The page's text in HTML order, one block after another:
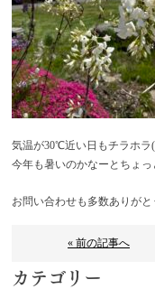
気温が30℃近い日もチラホラ
今年も暑いのかなーとちょ
お問い合わせも多数ありがと
« 前の記事へ
カテゴリー